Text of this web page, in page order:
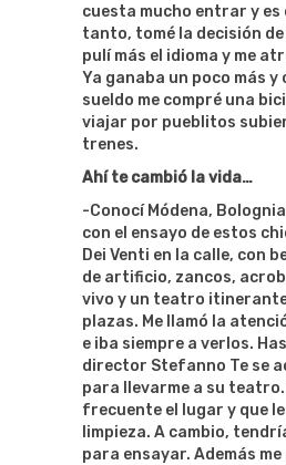
cuesta mucho entrar y es
tanto, tomé la decisión de
pulí más el idioma y me
Ya ganaba un poco más y
sueldo me compré una
viajar por pueblitos
trenes.
Ahí te cambió la vida…
-Conocí Módena,
con el ensayo de estos
Dei Venti en la calle, con
de artificio, zancos,
vivo y un teatro itinerante
plazas. Me llamó la
e iba siempre a verlos.
director Stefanno Te se
para llevarme a su teatro.
frecuente el lugar y que
limpieza. A cambio,
para ensayar. Además